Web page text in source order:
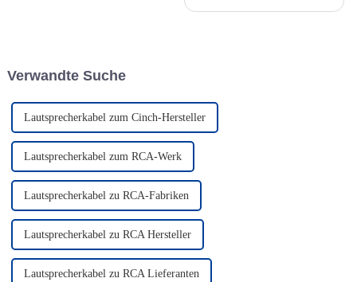
Verwandte Suche
Lautsprecherkabel zum Cinch-Hersteller
Lautsprecherkabel zum RCA-Werk
Lautsprecherkabel zu RCA-Fabriken
Lautsprecherkabel zu RCA Hersteller
Lautsprecherkabel zu RCA Lieferanten